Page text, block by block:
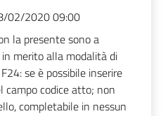
02/2020 09:00
la presente sono a
merito alla modalità di
se è possibile inserire
campo codice atto; non
completabile in nessun